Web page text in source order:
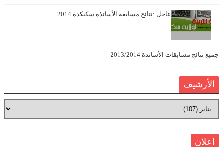
عاجل :نتائج مسابقة الأساتذة سكيكدة 2014
جميع نتائج مسابقات الأساتذة 2013/2014
الأرشيف
اعلان